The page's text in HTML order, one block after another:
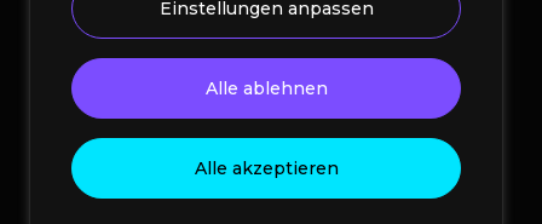
Einstellungen anpassen
Alle ablehnen
Alle akzeptieren
Medienagentur München – Webdesign, Corporate
Design, SEO, AEO, Performance & KI-Strategie